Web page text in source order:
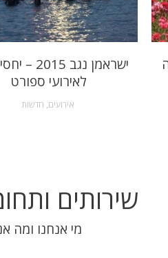
ישראמן נגב
לאירועי ספורט
אירועים, חדשות
שירותים
מי אנחנו ומה